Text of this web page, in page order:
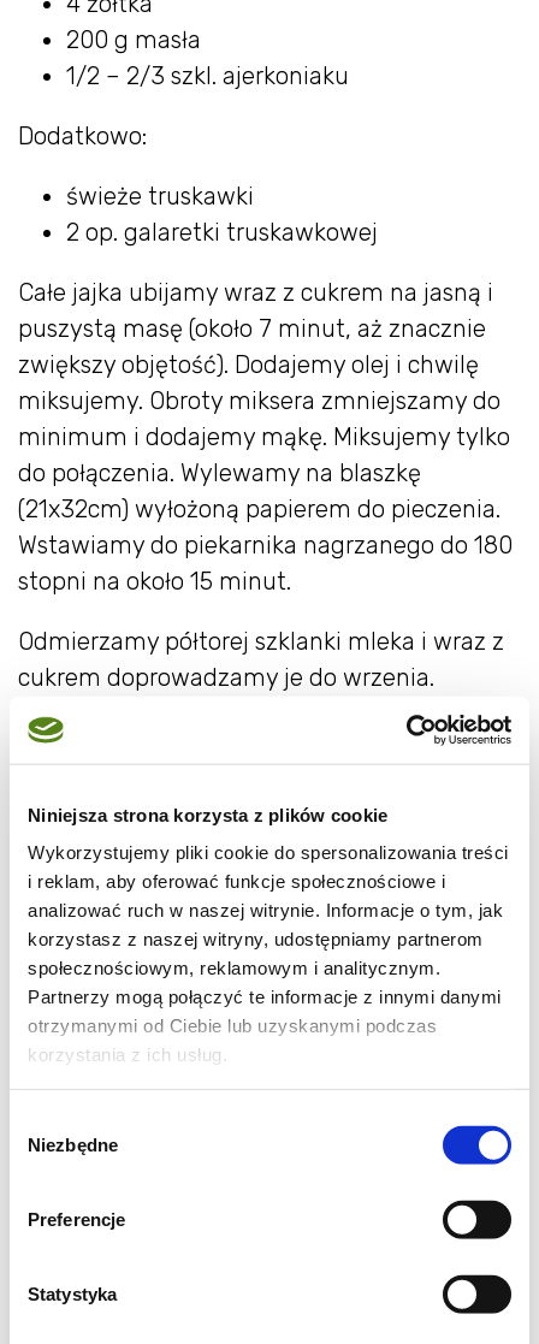
Niniejsza strona korzysta z plików cookie
Wykorzystujemy pliki cookie do spersonalizowania treści
i reklam, aby oferować funkcje społecznościowe i
analizować ruch w naszej witrynie. Informacje o tym, jak
korzystasz z naszej witryny, udostępniamy partnerom
społecznościowym, reklamowym i analitycznym.
Partnerzy mogą połączyć te informacje z innymi danymi
otrzymanymi od Ciebie lub uzyskanymi podczas
korzystania z ich usług.
zgody
Niezbędne
Preferencje
Statystyka
200 g masła
1/2 – 2/3 szkl. ajerkoniaku
Dodatkowo:
świeże truskawki
2 op. galaretki truskawkowej
Całe jajka ubijamy wraz z cukrem na jasną i
puszystą masę (około 7 minut, aż znacznie
zwiększy objętość). Dodajemy olej i chwilę
miksujemy. Obroty miksera zmniejszamy do
minimum i dodajemy mąkę. Miksujemy tylko
do połączenia. Wylewamy na blaszkę
(21x32cm) wyłożoną papierem do pieczenia.
Wstawiamy do piekarnika nagrzanego do 180
stopni na około 15 minut.
Odmierzamy półtorej szklanki mleka i wraz z
cukrem doprowadzamy je do wrzenia.
Pozostałe mleko (1/2 szklanki) łączymy z 4
żółtkami, łyżką mąki pszennej i
Dokładnie mieszamy. Przygotowaną
mieszankę wlewamy cienkim strumieniem
na gotujące się mleko i cały czas mieszając,
gotujemy aż do zgęstnienia. Studzimy.
Miękkie masło ucieramy na puch. Stopniowo
dodajemy przestudzony budyń, miksujemy
do połączenia. Na koniec do masy wlewamy
ajerkoniak. Miksujemy do połączenia. Masę
wykładamy na upieczony biszkopt,
Galaretki rozpuszczamy w 2 szklankach
stężenia.